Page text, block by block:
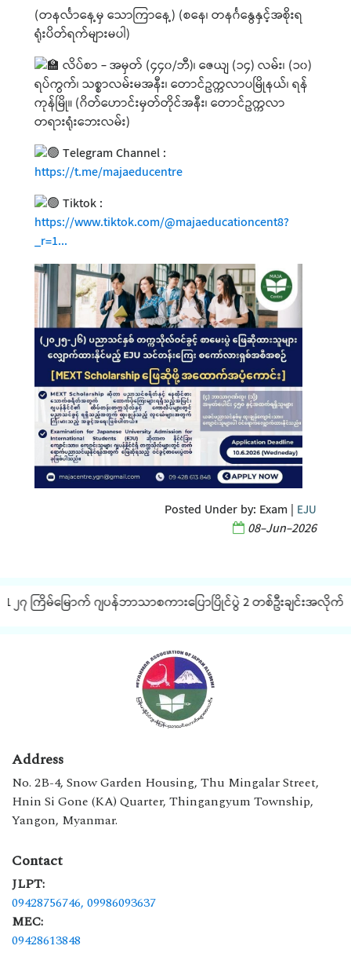
(တနင်္လာနေ့မှ သောကြာနေ့) (စနေ၊ တနင်္ဂနွေနှင့်အစိုးရ
ရုံးပိတ်ရက်များမပါ)
လိပ်စာ - အမှတ် (၄၄၀/ဘီ)၊ ဇေယျ (၁၄) လမ်း၊ (၁၀)
ရပ်ကွက်၊ သစ္စာလမ်းမအနီး၊ တောင်ဥက္ကလာပမြိုနယ်၊ ရန်
ကုန်မြို။ (ဂိတ်ဟောင်းမှတ်တိုင်အနီး၊ တောင်ဥက္ကလာ
တရားရုံးဘေးလမ်း)
Telegram Channel :
https://t.me/majaeducentre
Tiktok :
https://www.tiktok.com/@majaeducationcent8?
_r=1...
Posted Under by: Exam| EJU
08-Jun-2026
၇ ကြိမ်မြောက် ဂျပန်ဘာသာစကားပြောပြိုင်ပွဲ 2 တစ်ဦးချင်းအလိုက်
Address
No. 2B-4, Snow Garden Housing, Thu Mingalar Street,
Hnin Si Gone (KA) Quarter, Thingangyum Township,
Yangon, Myanmar.
Contact
JLPT:
09428756746, 09986093637
MEC:
09428613848